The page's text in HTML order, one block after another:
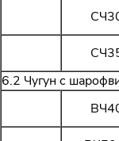
6.2 Чугун с